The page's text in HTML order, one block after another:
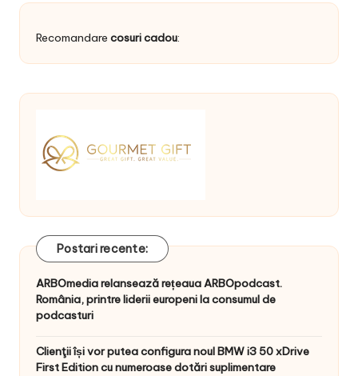
Recomandare cosuri cadou:
Postari recente:
ARBOmedia relansează rețeaua ARBOpodcast.
România, printre liderii europeni la consumul de
podcasturi
Clienţii își vor putea configura noul BMW i3 50 xDrive
First Edition cu numeroase dotări suplimentare